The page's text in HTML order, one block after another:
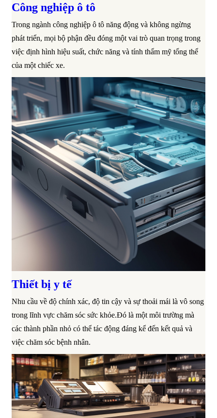
Công nghiệp ô tô
Trong ngành công nghiệp ô tô năng động và không ngừng
phát triển, mọi bộ phận đều đóng một vai trò quan trọng trong
việc định hình hiệu suất, chức năng và tính thẩm mỹ tổng thể
của một chiếc xe.
Thiết bị y tế
Nhu cầu về độ chính xác, độ tin cậy và sự thoải mái là vô song
trong lĩnh vực chăm sóc sức khỏe.Đó là một môi trường mà
các thành phần nhỏ có thể tác động đáng kể đến kết quả và
việc chăm sóc bệnh nhân.